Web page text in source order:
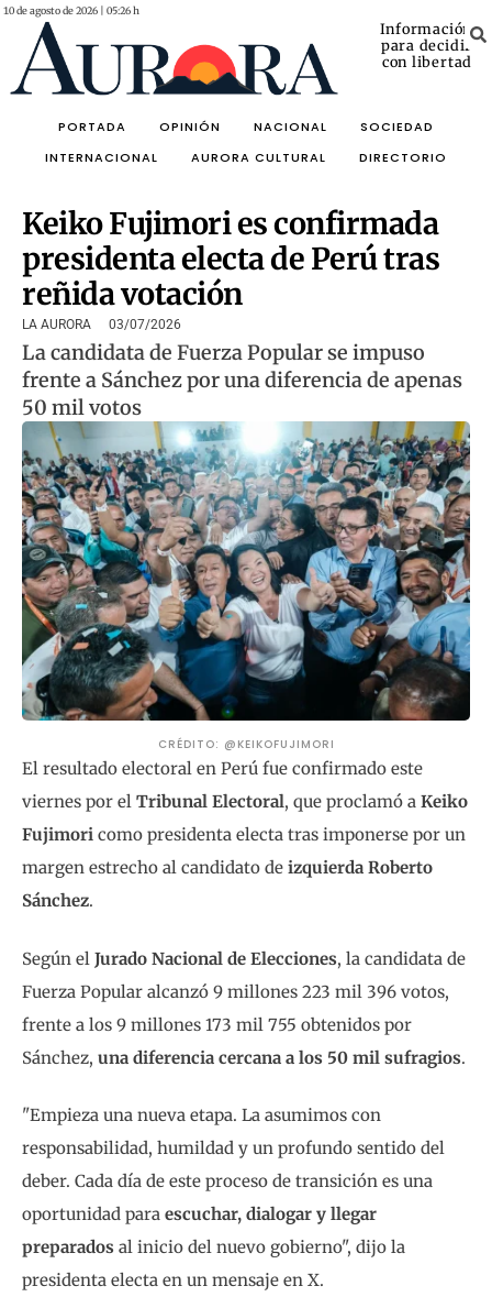
10 de agosto de 2026 | 05:26 h
Información
para decidir
con libertad
PORTADA OPINIÓN NACIONAL
SOCIEDAD
INTERNACIONAL
AURORA CULTURAL DIRECTORIO
Keiko Fujimori es confirmada
presidenta electa de Perú tras
reñida votación
LA AURORA 03/07/2026
La candidata de Fuerza Popular se impuso
frente a Sánchez por una diferencia de apenas
50 mil votos
CRÉDITO: @KEIKOFUJIMORI
El resultado electoral en Perú fue confirmado este
viernes por el Tribunal Electoral, que proclamó a Keiko
Fujimori como presidenta electa tras imponerse por un
margen estrecho al candidato de izquierda Roberto
Sánchez.
Según el Jurado Nacional de Elecciones, la candidata de
Fuerza Popular alcanzó 9 millones 223 mil 396 votos,
frente a los 9 millones 173 mil 755 obtenidos por
Sánchez, una diferencia cercana a los 50 mil sufragios.
"Empieza una nueva etapa. La asumimos con
responsabilidad, humildad y un profundo sentido del
deber. Cada día de este proceso de transición es una
oportunidad para escuchar, dialogar y llegar
preparados al inicio del nuevo gobierno", dijo la
presidenta electa en un mensaje en X.